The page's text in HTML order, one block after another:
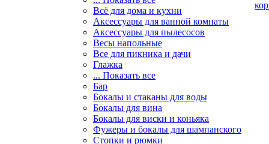
Всё для дома и кухни
Аксессуары для ванной комнаты
Аксессуары для пылесосов
Весы напольные
Все для пикника и дачи
Глажка
... Показать все
Бар
Бокалы и стаканы для воды
Бокалы для вина
Бокалы для виски и коньяка
Фужеры и бокалы для шампанского
Стопки и рюмки